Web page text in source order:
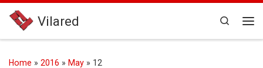
Skip to content
Vilared
Search
Home » 2016 » May » 12